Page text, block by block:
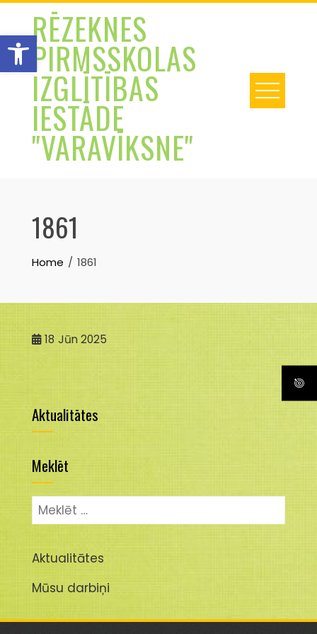
Open toolbar
Skip
contentRĒZEKNES
PIRMSSKOLAS
IZGLĪTĪBAS
IESTĀDE
"VARAVĪKSNE"
1861
Home 1861
18 Jūn 2025
Aktualitātes
Meklēt
Meklēt:
Aktualitātes
Mūsu darbiņi